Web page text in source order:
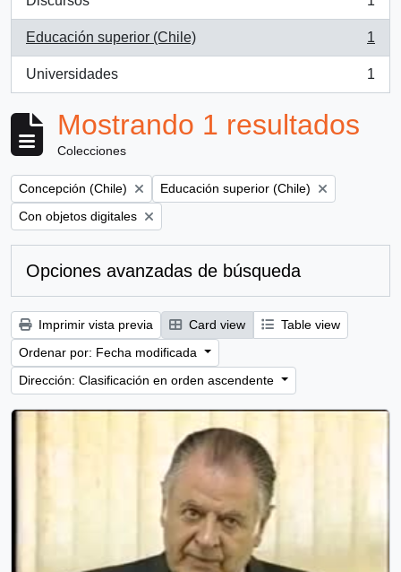
, 1 resultados
Educación superior (Chile)
, 1 resultados
1
Universidades
, 1 resultados
1
Mostrando 1 resultados
Colecciones
Remove filter:
Concepción (Chile) Remove filter:
Educación superior (Chile)
Remove filter:
Con objetos digitales
Opciones avanzadas de búsqueda
Imprimir vista previa Card view
Table view
Ordenar por: Fecha modificada
Dirección: Clasificación en orden ascendente